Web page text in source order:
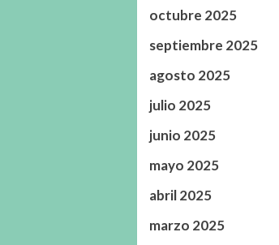
octubre 2025
septiembre 2025
agosto 2025
julio 2025
junio 2025
mayo 2025
abril 2025
marzo 2025